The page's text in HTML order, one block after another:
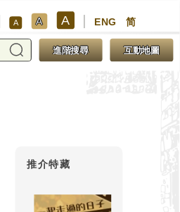
A A A ENG 简
進階搜尋 互動地圖
推介特藏